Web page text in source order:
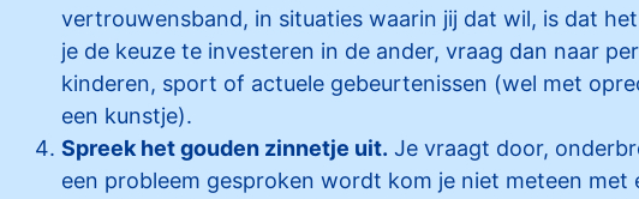
vertrouwensband, in situaties waarin jij dat wil, is dat
je de keuze te investeren in de ander, vraag dan naar
kinderen, sport of actuele gebeurtenissen (wel met
een kunstje).
Spreek het gouden zinnetje uit. Je vraagt door,
een probleem gesproken wordt kom je niet meteen met